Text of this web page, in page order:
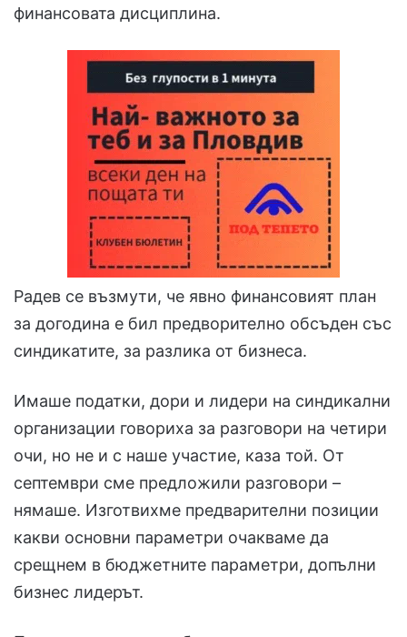
финансовата дисциплина.
Радев се възмути, че явно финансовият план
за догодина е бил предворително обсъден със
синдикатите, за разлика от бизнеса.
Имаше податки, дори и лидери на синдикални
организации говориха за разговори на четири
очи, но не и с наше участие, каза той. От
септември сме предложили разговори –
нямаше. Изготвихме предварителни позиции
какви основни параметри очакваме да
срещнем в бюджетните параметри, допълни
бизнес лидерът.